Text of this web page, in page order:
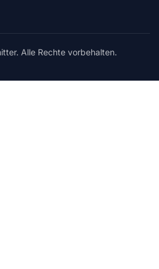
Alle Rechte vorbehalten.